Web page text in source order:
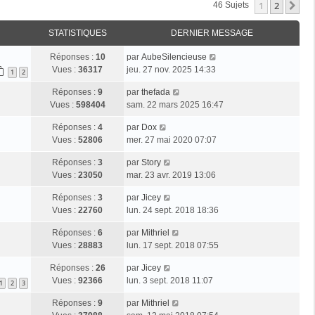
46 Sujets 1 2
STATISTIQUES DERNIER MESSAGE
1 2
Réponses : 10
Vues : 36317
par AubeSilencieuse
jeu. 27 nov. 2025 14:33
Réponses : 9
Vues : 598404
par thefada
sam. 22 mars 2025 16:47
Réponses : 4
Vues : 52806
par Dox
mer. 27 mai 2020 07:07
Réponses : 3
Vues : 23050
par Story
mar. 23 avr. 2019 13:06
Réponses : 3
Vues : 22760
par Jicey
lun. 24 sept. 2018 18:36
Réponses : 6
Vues : 28883
par Mithriel
lun. 17 sept. 2018 07:55
1 2 3
Réponses : 26
Vues : 92366
par Jicey
lun. 3 sept. 2018 11:07
Réponses : 9
par Mithriel